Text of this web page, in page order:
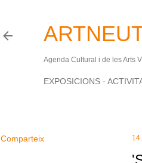
Agenda Cultural i de les Arts
EXPOSICIONS
Comparteix